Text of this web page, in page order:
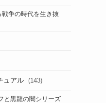
争の時代を生き抜
ュアル (143)
と黒龍の闇シリーズ